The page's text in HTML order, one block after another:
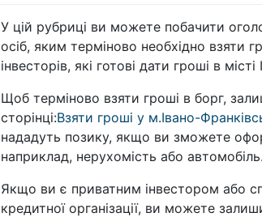
У цій рубриці ви можете побачити
осіб, яким терміново необхідно взяти
інвесторів, які готові дати гроші в
Щоб терміново взяти гроші в борг,
сторінці:Взяти гроші у м.Івано-
нададуть позику, якщо ви зможете
наприклад, нерухомість або автомобіль.
Якщо ви є приватним інвестором або
кредитної організації, ви можете